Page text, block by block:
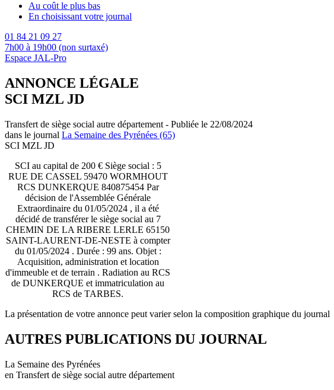
Au coût le plus bas
En choisissant votre journal
01 84 21 09 27
7h00 à 19h00 (non surtaxé)
Espace JAL-Pro
ANNONCE LÉGALE
SCI MZL JD
Transfert de siège social autre département - Publiée le 22/08/2024
dans le journal La Semaine des Pyrénées (65)
SCI MZL JD
SCI au capital de 200 € Siège social : 5
RUE DE CASSEL 59470 WORMHOUT
RCS DUNKERQUE 840875454 Par
décision de l'Assemblée Générale
Extraordinaire du 01/05/2024 , il a été
décidé de transférer le siège social au 7
CHEMIN DE LA RIBERE LERLE 65150
SAINT-LAURENT-DE-NESTE à compter
du 01/05/2024 . Durée : 99 ans. Objet :
Acquisition, administration et location
d'immeuble et de terrain . Radiation au RCS
de DUNKERQUE et immatriculation au
RCS de TARBES.
La présentation de votre annonce peut varier selon la composition graphique du journal
AUTRES PUBLICATIONS DU JOURNAL
La Semaine des Pyrénées
en Transfert de siège social autre département